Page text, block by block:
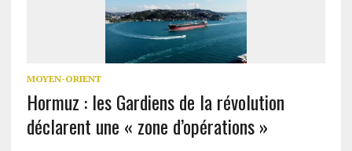
MOYEN-ORIENT
Hormuz : les Gardiens de la révolution
déclarent une « zone d’opérations »